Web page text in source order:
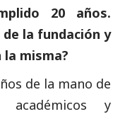
20 años.
la fundación y
misma?
de la mano de
y